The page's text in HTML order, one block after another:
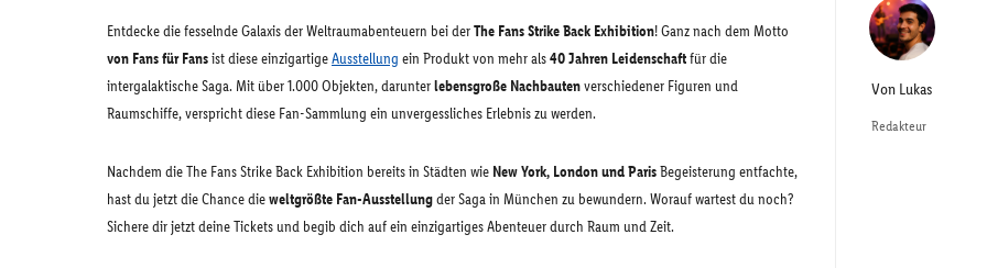
Entdecke die fesselnde Galaxis der Weltraumabenteuern bei derThe Fans Strike Back Exhibition! Ganz nach dem Motto
von Fans für Fansist diese einzigartigeAusstellung ein Produkt von mehr als40 Jahren Leidenschaftfür die
intergalaktische Saga. Mit über 1.000 Objekten, darunterlebensgroße Nachbautenverschiedener Figuren und
Raumschiffe, verspricht diese Fan-Sammlung ein unvergessliches Erlebnis zu werden.
Nachdem die The Fans Strike Back Exhibition bereits in Städten wie New York, London und ParisBegeisterung entfachte,
hast du jetzt die Chance dieweltgrößte Fan-Ausstellungder Saga in München zu bewundern. Worauf wartest du noch?
Sichere dir jetzt deine Tickets und begib dich auf ein einzigartiges Abenteuer durch Raum und Zeit.
Von Lukas
Redakteur